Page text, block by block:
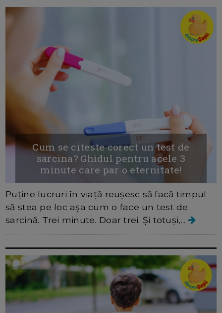
Cum se citeste corect un test de
sarcina? Ghidul pentru acele 3
minute care par o eternitate!
Puține lucruri în viață reușesc să facă timpul
să stea pe loc așa cum o face un test de
sarcină. Trei minute. Doar trei. Și totuși,...